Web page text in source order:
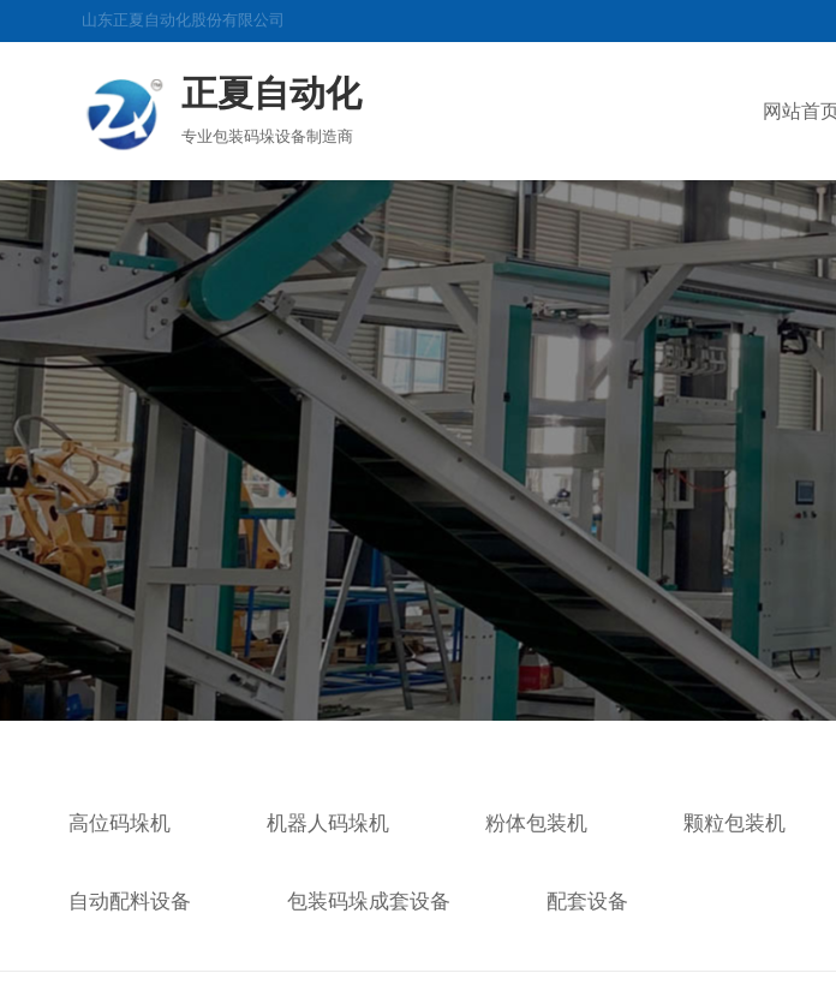
山东正夏自动化股份有限公司
正夏自动化
专业包装码垛设备制造商
网站首
高位码垛机 机器人码垛机 粉体包装机 颗粒包装机
自动配料设备 包装码垛成套设备 配套设备